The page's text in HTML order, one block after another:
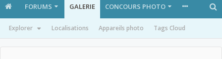
FORUMS GALERIE
Explorer Localisations Appareils photo Tags Cloud
CONCOURS PHOTO